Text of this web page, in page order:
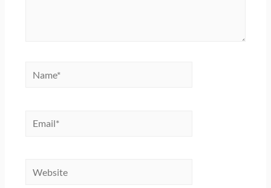
Name*
Email*
Website